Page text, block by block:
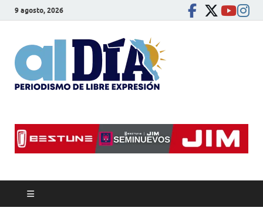
9 agosto, 2026